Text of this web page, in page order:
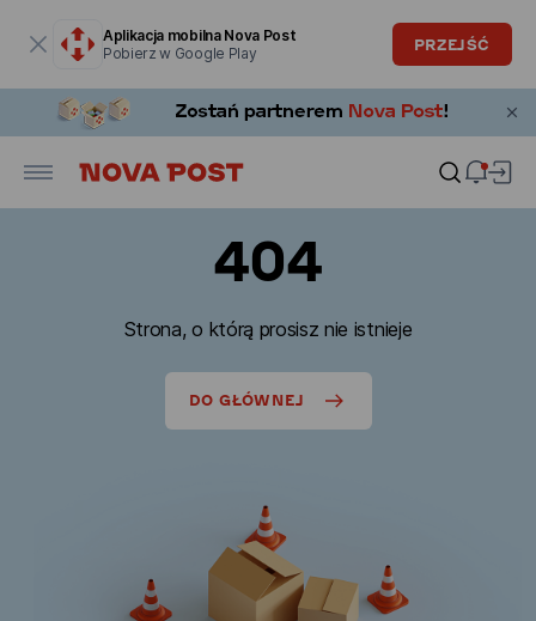
Aplikacja mobilna Nova Post
Pobierz w Google Play
PRZEJŚĆ
404
Strona, o którą prosisz nie istnieje
DO GŁÓWNEJ